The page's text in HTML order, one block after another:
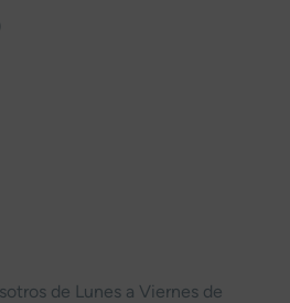
de Lunes a Viernes de